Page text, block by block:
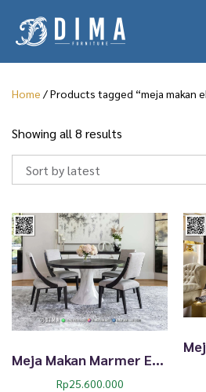
Home / Products tagged “meja makan
Showing all 8 results
t
b
y
l
a
t
e
t
Meja Makan Marmer Eksklusif Elenoire Round 338TTJ
Rp25.600.000